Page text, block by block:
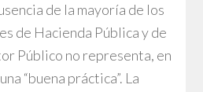
de la mayoría de los
de Hacienda Pública y de
Público no representa, en
“buena práctica”. La